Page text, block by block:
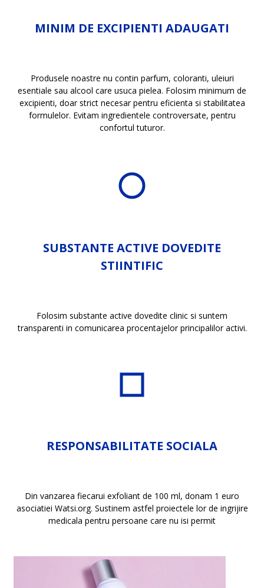
MINIM DE EXCIPIENTI ADAUGATI
Produsele noastre nu contin parfum, coloranti, uleiuri
esentiale sau alcool care usuca pielea. Folosim minimum de
excipienti, doar strict necesar pentru eficienta si stabilitatea
formulelor. Evitam ingredientele controversate, pentru
confortul tuturor.
SUBSTANTE ACTIVE DOVEDITE
STIINTIFIC
Folosim substante active dovedite clinic si suntem
transparenti in comunicarea procentajelor principalilor activi.
RESPONSABILITATE SOCIALA
Din vanzarea fiecarui exfoliant de 100 ml, donam 1 euro
asociatiei Watsi.org. Sustinem astfel proiectele lor de ingrijire
medicala pentru persoane care nu isi permit